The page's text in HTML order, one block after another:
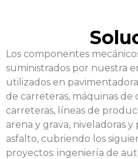
Los componentes
suministrados por nuestra
utilizados en
de carreteras, máquinas de
carreteras, líneas de
arena y grava, niveladoras
asfalto, cubriendo los
proyectos: ingeniería de